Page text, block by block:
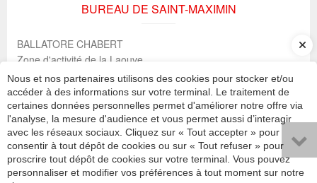
BUREAU DE SAINT-MAXIMIN
BALLATORE CHABERT
Zone d'activité de la Laouve
1 Lotissement Lou Baou
83470 Saint-Maximin-la-Sainte-Baume
Provence-Alpes-Côte d'Azur
04 94 69 68 50
Nous et nos partenaires utilisons des cookies pour stocker et/ou
accéder à des informations sur votre terminal. Le traitement de
certaines données personnelles permet d'améliorer notre offre via
l'analyse, la mesure d'audience et vous permet aussi d’interagir
avec les réseaux sociaux. Cliquez sur « Tout accepter » pour
consentir à tout dépôt de cookies ou sur « Tout refuser » pour
proscrire tout dépôt de cookies sur votre terminal. Vous pouvez
personnaliser et modifier vos préférences à tout moment sur notre